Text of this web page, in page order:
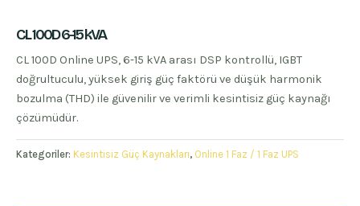
CL 100D 6-15 kVA
CL 100D Online UPS, 6-15 kVA arası DSP kontrollü, IGBT
doğrultuculu, yüksek giriş güç faktörü ve düşük harmonik
bozulma (THD) ile güvenilir ve verimli kesintisiz güç kaynağı
çözümüdür.
Kategoriler: Kesintisiz Güç Kaynakları, Online 1 Faz / 1 Faz UPS